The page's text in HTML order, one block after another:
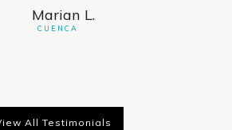
Marian L.
CUENCA
All Testimonials